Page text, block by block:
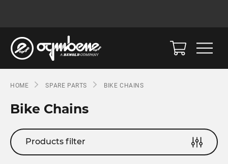
HOME SPARE PARTS BIKE CHAINS
Bike Chains
Products filter